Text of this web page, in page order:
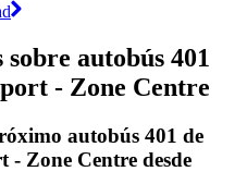
autobús 401
- Zone Centre
autobús 401 de
Zone Centre desde